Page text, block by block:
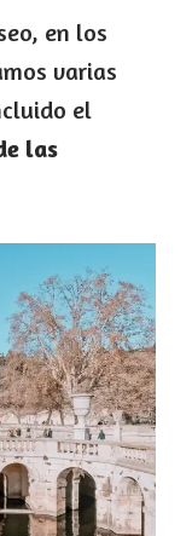
en los
varias
el
las